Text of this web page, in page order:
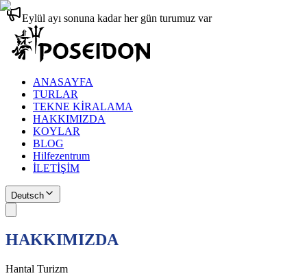
Eylül ayı sonuna kadar her gün turumuz var
ANASAYFA
TURLAR
TEKNE KİRALAMA
HAKKIMIZDA
KOYLAR
BLOG
Hilfezentrum
İLETİŞİM
Deutsch
HAKKIMIZDA
Hantal Turizm